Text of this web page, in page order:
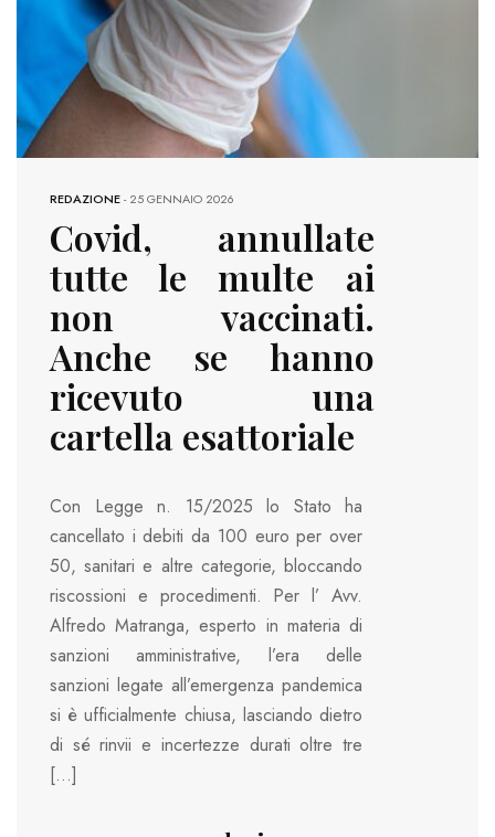
REDAZIONE-25 GENNAIO 2026
Covid, annullate
tutte le multe ai
non vaccinati.
Anche se hanno
ricevuto una
cartella esattoriale
Con Legge n. 15/2025 lo Stato ha
cancellato i debiti da 100 euro per over
50, sanitari e altre categorie, bloccando
riscossioni e procedimenti. Per l’ Avv.
Alfredo Matranga, esperto in materia di
sanzioni amministrative, l’era delle
sanzioni legate all’emergenza pandemica
si è ufficialmente chiusa, lasciando dietro
di sé rinvii e incertezze durati oltre tre
[…]